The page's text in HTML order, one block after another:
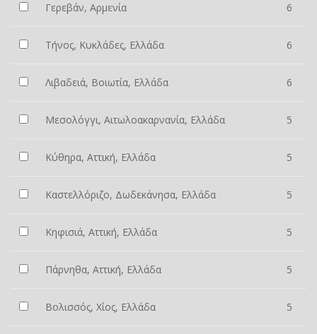
Γερεβάν, Αρμενία 6
Τήνος, Κυκλάδες, Ελλάδα 6
Λιβαδειά, Βοιωτία, Ελλάδα 6
Μεσολόγγι, Αιτωλοακαρνανία, Ελλάδα 5
Κύθηρα, Αττική, Ελλάδα 5
Καστελλόριζο, Δωδεκάνησα, Ελλάδα 5
Κηφισιά, Αττική, Ελλάδα 5
Πάρνηθα, Αττική, Ελλάδα 5
Βολισσός, Χίος, Ελλάδα 5